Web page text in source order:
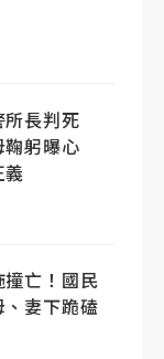
所長判死
躬曝心
義
撞亡！國民
妻下跪磕